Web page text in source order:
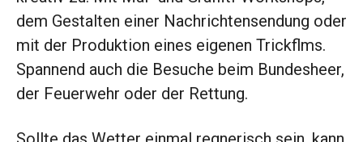
dem Gestalten einer Nachrichtensendung oder
mit der Produktion eines eigenen Trickflms.
Spannend auch die Besuche beim Bundesheer,
der Feuerwehr oder der Rettung.